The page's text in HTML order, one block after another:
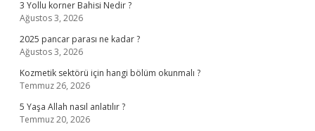
3 Yollu korner Bahisi Nedir ?
Ağustos 3, 2026
2025 pancar parası ne kadar ?
Ağustos 3, 2026
Kozmetik sektörü için hangi bölüm okunmalı ?
Temmuz 26, 2026
5 Yaşa Allah nasıl anlatılır ?
Temmuz 20, 2026